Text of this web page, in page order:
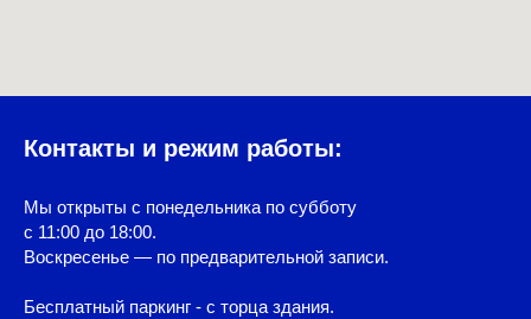
Контакты и режим работы:
Мы открыты с понедельника по субботу
с 11:00 до 18:00.
Воскресенье — по предварительной записи.
Бесплатный паркинг - с торца здания.